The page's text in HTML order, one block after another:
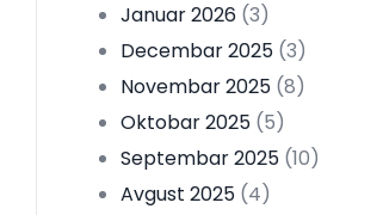
Januar 2026 (3)
Decembar 2025 (3)
Novembar 2025 (8)
Oktobar 2025 (5)
Septembar 2025 (10)
Avgust 2025 (4)